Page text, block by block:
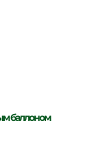
баллоном